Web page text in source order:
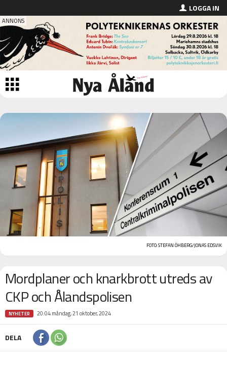
LOGGA IN
FOTO: STEFAN ÖHBERG/JONAS EDSVIK
Mordplaner och knarkbrott utreds av
CKP och Ålandspolisen
NYHETER 20:04 måndag, 21 oktober, 2024
DELA